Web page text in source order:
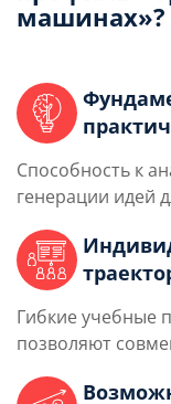
машинах»?
Способность к
генерации идей
Гибкие учебные
позволяют